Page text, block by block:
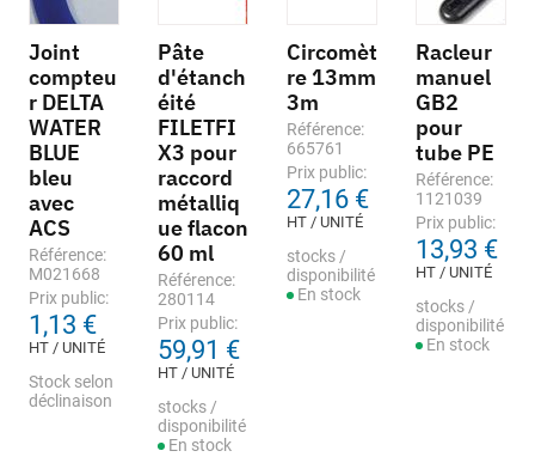
Joint
compteu
r DELTA
WATER
BLUE
bleu
avec
ACS
Référence:
M021668
Prix public:
1,13 €
HT / UNITÉ
Stock selon
déclinaison
Pâte
d'étanch
éité
FILETFI
X3 pour
raccord
métalliq
ue flacon
60 ml
Référence:
280114
Prix public:
59,91 €
HT / UNITÉ
stocks /
disponibilité
En stock
Circomèt
re 13mm
3m
Référence:
665761
Prix public:
27,16 €
HT / UNITÉ
stocks /
disponibilité
En stock
Racleur
manuel
GB2
pour
tube PE
Référence:
1121039
Prix public:
13,93 €
HT / UNITÉ
stocks /
disponibilité
En stock